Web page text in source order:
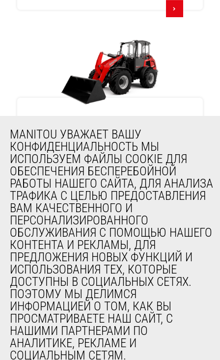
MLA 7-75 H-Z
Погрузчики с сочлененной рамой
Статическая опрокидывающая
нагрузка с вилами (п… 2741 kg
Статическая опрокидывающая
нагрузка с ковшом (п… 3378 kg
Макс. высота шарнира ковша
Мощность двигателя (kW) 55.40 kW
MANITOU УВАЖАЕТ ВАШУ
КОНФИДЕНЦИАЛЬНОСТЬ МЫ
ИСПОЛЬЗУЕМ ФАЙЛЫ COOKIE ДЛЯ
ОБЕСПЕЧЕНИЯ БЕСПЕРЕБОЙНОЙ
РАБОТЫ НАШЕГО САЙТА, ДЛЯ АНАЛИЗА
ТРАФИКА С ЦЕЛЬЮ ПРЕДОСТАВЛЕНИЯ
ВАМ КАЧЕСТВЕННОГО И
ПЕРСОНАЛИЗИРОВАННОГО
ОБСЛУЖИВАНИЯ С ПОМОЩЬЮ НАШЕГО
КОНТЕНТА И РЕКЛАМЫ, ДЛЯ
ПРЕДЛОЖЕНИЯ НОВЫХ ФУНКЦИЙ И
ИСПОЛЬЗОВАНИЯ ТЕХ, КОТОРЫЕ
ДОСТУПНЫ В СОЦИАЛЬНЫХ СЕТЯХ.
ПОЭТОМУ МЫ ДЕЛИМСЯ
ИНФОРМАЦИЕЙ О ТОМ, КАК ВЫ
ПРОСМАТРИВАЕТЕ НАШ САЙТ, С
НАШИМИ ПАРТНЕРАМИ ПО
АНАЛИТИКЕ, РЕКЛАМЕ И
СОЦИАЛЬНЫМ СЕТЯМ.